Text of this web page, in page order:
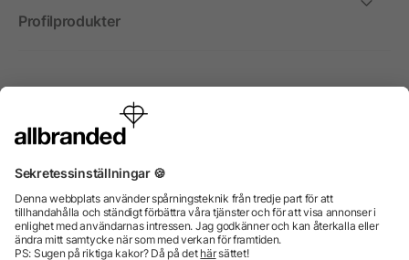
Profilprodukter
Internationellt